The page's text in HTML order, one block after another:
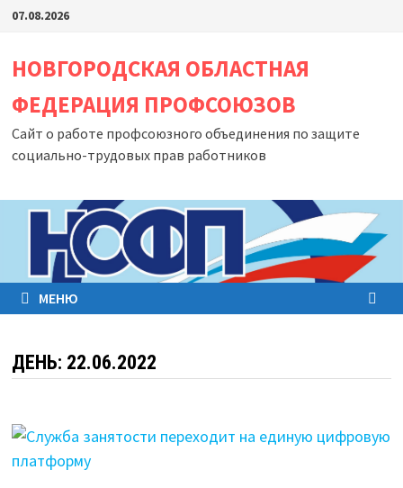
Перейти
содержимому
07.08.2026
НОВГОРОДСКАЯ ОБЛАСТНАЯ
ФЕДЕРАЦИЯ ПРОФСОЮЗОВ
Сайт о работе профсоюзного объединения по защите
социально-трудовых прав работников
МЕНЮ
ДЕНЬ: 22.06.2022